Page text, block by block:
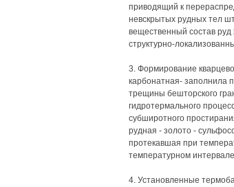
приводящий к
невскрытых рудных тел
вещественный состав руд
структурно-
3. Формирование
карбонатная- заполнила
трещины бешторского
гидротермального
субширотного
рудная - золото -
протекавшая при
температурном
4. Установленные